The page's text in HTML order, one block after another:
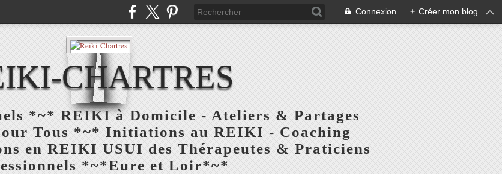
Connexion + Créer mon blog
CHARTRES
*~* REIKI à Domicile - Ateliers & Partages
Tous *~* Initiations au REIKI - Coaching
en REIKI USUI des Thérapeutes & Praticiens
*~*Eure et Loir*~*